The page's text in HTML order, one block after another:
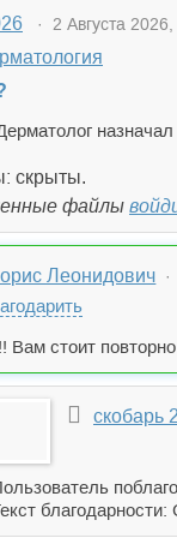
· 2 Августа
скрыты.
файлы
Леонидович
Вам стоит
скобарь